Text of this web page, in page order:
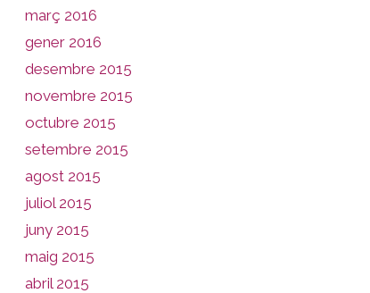
març 2016
gener 2016
desembre 2015
novembre 2015
octubre 2015
setembre 2015
agost 2015
juliol 2015
juny 2015
maig 2015
abril 2015